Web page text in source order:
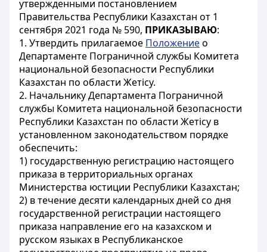
утвержденными постановлением
Правительства Республики Казахстан от 1
сентября 2021 года № 590, ПРИКАЗЫВАЮ:
1. Утвердить прилагаемое Положениео
Департаменте Пограничной службы Комитета
национальной безопасности Республики
Казахстан по области Жетісу.
2. Начальнику Департамента Пограничной
службы Комитета национальной безопасности
Республики Казахстан по области Жетісу в
установленном законодательством порядке
обеспечить:
1) государственную регистрацию настоящего
приказа в территориальных органах
Министерства юстиции Республики Казахстан;
2) в течение десяти календарных дней со дня
государственной регистрации настоящего
приказа направление его на казахском и
русском языках в Республиканское